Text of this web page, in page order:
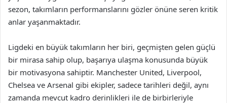
sezon, takımların performanslarını gözler önüne seren kritik
anlar yaşanmaktadır.
Ligdeki en büyük takımların her biri, geçmişten gelen güçlü
bir mirasa sahip olup, başarıya ulaşma konusunda büyük
bir motivasyona sahiptir. Manchester United, Liverpool,
Chelsea ve Arsenal gibi ekipler, sadece tarihleri değil, aynı
zamanda mevcut kadro derinlikleri ile de birbirleriyle